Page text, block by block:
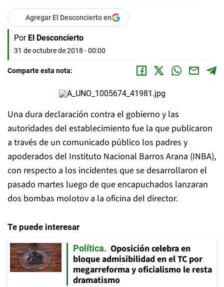
Agregar El Desconcierto en
Por El Desconcierto
31 de octubre de 2018 - 00:00
Comparte esta nota:
Una dura declaración contra el gobierno y las
autoridades del establecimiento fue la que publicaron
a través de un comunicado público los padres y
apoderados del Instituto Nacional Barros Arana (INBA),
con respecto a los incidentes que se desarrollaron el
pasado martes luego de que encapuchados lanzaran
dos bombas molotov a la oficina del director.
Te puede interesar
Política
Oposición celebra en
bloque admisibilidad en el TC por
megarreforma y oficialismo le resta
dramatismo